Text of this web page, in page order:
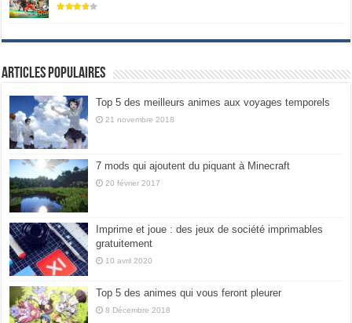
Articles populaires
Top 5 des meilleurs animes aux voyages temporels
21 novembre 2018
7 mods qui ajoutent du piquant à Minecraft
20 février 2017
Imprime et joue : des jeux de société imprimables
gratuitement
10 avril 2020
Top 5 des animes qui vous feront pleurer
8 Décembre 2018